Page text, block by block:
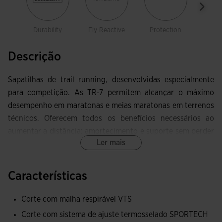
Durability Fly Reactive Protection
Descrição
Sapatilhas de trail running, desenvolvidas especialmente
para competição. As TR-7 permitem alcançar o máximo
desempenho em maratonas e meias maratonas em terrenos
técnicos. Oferecem todos os benefícios necessários ao
a resposta. Testadas pela lenda do trail Miguel Heras.
Jacquard, muito leve e respirável graças às perfurações que
ar dentro das sapatilhas. A tecnologia avançada VTS
incorporada melhora a respirabilidade e o conforto,
Ler mais
Características
Corte com malha respirável VTS
Corte com sistema de ajuste termosselado SPORTECH